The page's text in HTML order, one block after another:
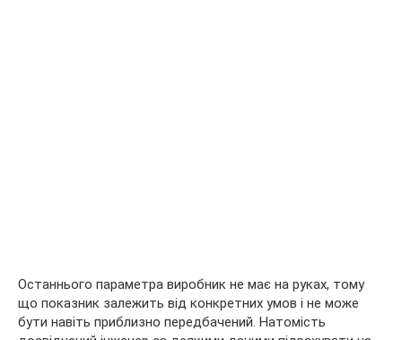
Останнього параметра виробник не має на руках, тому
що показник залежить від конкретних умов і не може
бути навіть приблизно передбачений. Натомість